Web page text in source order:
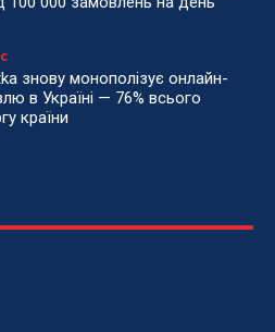
знову монополізує онлайн-
в Україні — 76% всього
країни